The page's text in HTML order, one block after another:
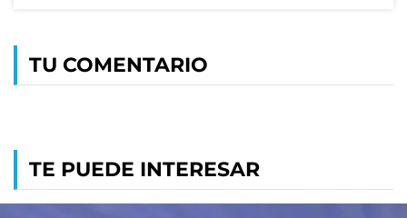
TU COMENTARIO
TE PUEDE INTERESAR